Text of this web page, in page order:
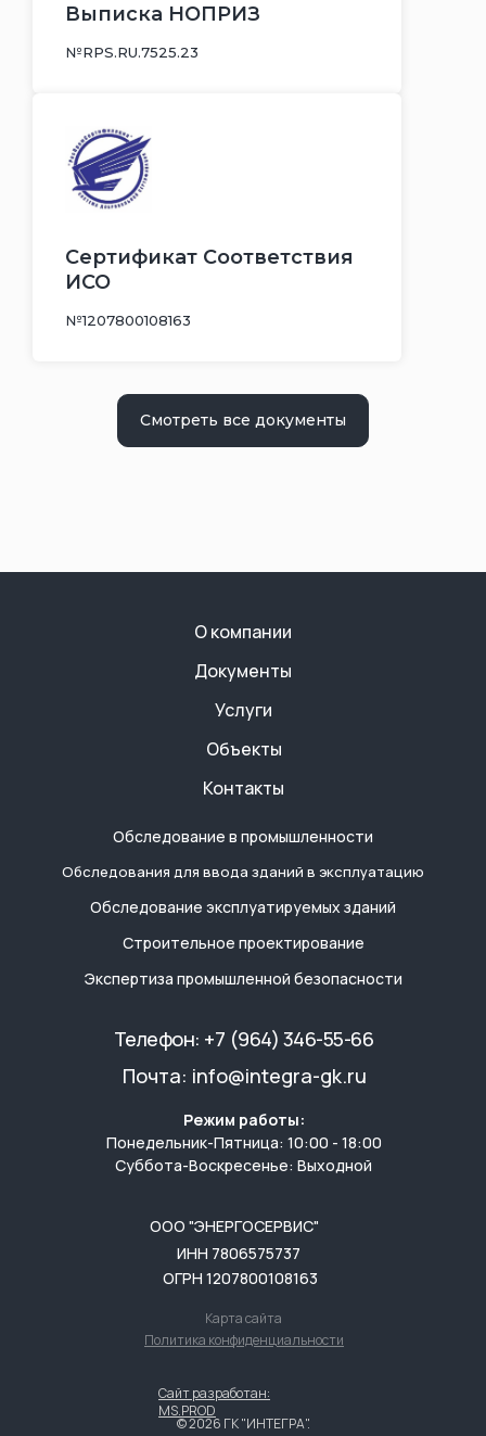
Выписка НОПРИЗ
№RPS.RU.7525.23
Сертификат Соответствия
ИСО
№1207800108163
Смотреть все документы
© 2026 ГК "ИНТЕГРА".
Сайт разработан:
MS.PROD
О компании
Услуги
Объекты
Контакты
Обследование в промышленности
Обследования для ввода зданий в эксплуатацию
Строительное проектирование
Экспертиза промышленной безопасности
Политика конфиденциальности
Обследование эксплуатируемых зданий
Телефон: +7 (964) 346-55-66
Режим работы:
Понедельник-Пятница: 10:00 - 18:00
Суббота-Воскресенье: Выходной
Карта сайта
Документы
ИНН 7806575737
ОГРН 1207800108163
Почта: info@integra-gk.ru
ООО "ЭНЕРГОСЕРВИС"